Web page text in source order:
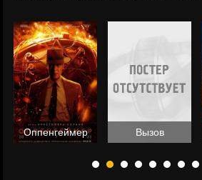
Оппенгеймер Вызов